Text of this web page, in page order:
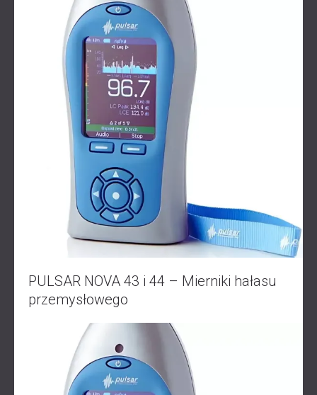
AKUSTYCZNE DLA PLACÓWEK SŁUŻBY
ZDROWIA
ROZWIĄZANIA DŹWIĘKOSZCZELNE I
AKUSTYCZNE DLA SEKTORA AUDIOLOGII
ROZWIĄZANIA DŹWIĘKOSZCZELNE I
AKUSTYCZNE DLA CENTRÓW DANYCH
PULSAR NOVA 43 i 44 – Mierniki hałasu
przemysłowego